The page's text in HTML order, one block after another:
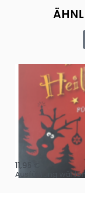
Oh, heilige Nacht!
11,95
Ausführung wählen